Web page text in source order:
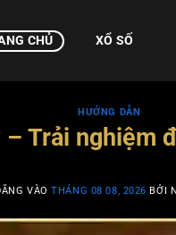
CHỦ XỔ SỐ
HƯỚNG DẪN
Trải nghiệm
VÀOTHÁNG 08 08, 2026 BỞI